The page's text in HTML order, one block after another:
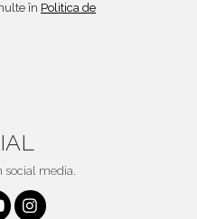
în Politica de
social media.